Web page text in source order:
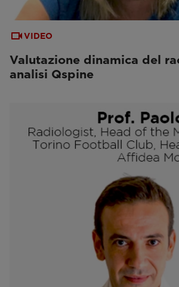
VIDEO
Valutazione dinamica del
analisi Qspine